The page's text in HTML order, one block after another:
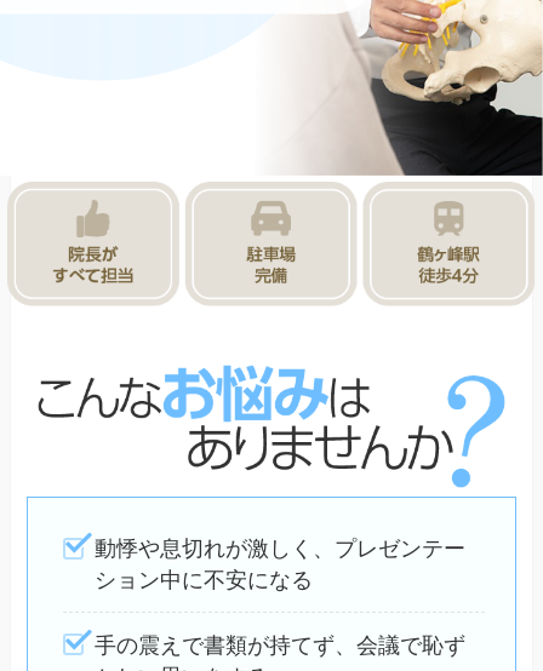
動悸や息切れが激しく、プレゼンテー
ション中に不安になる
手の震えで書類が持てず、会議で恥ず